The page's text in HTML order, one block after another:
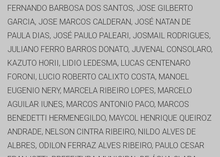
FERNANDO BARBOSA DOS SANTOS, JOSE GILBERTO
GARCIA, JOSE MARCOS CALDERAN, JOSÉ NATAN DE
PAULA DIAS, JOSÉ PAULO PALEARI, JOSMAIL RODRIGUES,
JULIANO FERRO BARROS DONATO, JUVENAL CONSOLARO,
KAZUTO HORII, LIDIO LEDESMA, LUCAS CENTENARO
FORONI, LUCIO ROBERTO CALIXTO COSTA, MANOEL
EUGENIO NERY, MARCELA RIBEIRO LOPES, MARCELO
AGUILAR IUNES, MARCOS ANTONIO PACO, MARCOS
BENEDETTI HERMENEGILDO, MAYCOL HENRIQUE QUEIROZ
ANDRADE, NELSON CINTRA RIBEIRO, NILDO ALVES DE
ALBRES, ODILON FERRAZ ALVES RIBEIRO, PAULO CESAR